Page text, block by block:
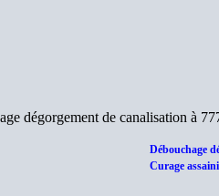
dégorgement de canalisation à
Débouchage
Curage